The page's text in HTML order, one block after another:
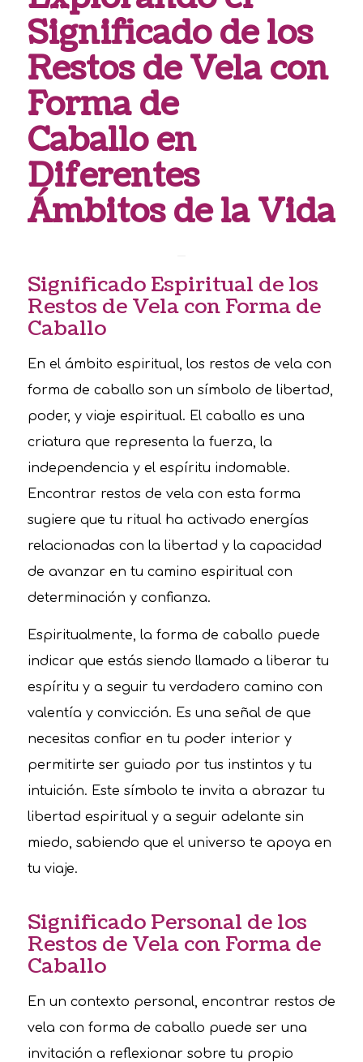
Significado de los
Restos de Vela con
Forma de
Caballo en
Diferentes
Ámbitos de la Vida
Significado Espiritual de los
Restos de Vela con Forma de
Caballo
En el ámbito espiritual, los restos de vela con
forma de caballo son un símbolo de libertad,
poder, y viaje espiritual. El caballo es una
criatura que representa la fuerza, la
independencia y el espíritu indomable.
Encontrar restos de vela con esta forma
sugiere que tu ritual ha activado energías
relacionadas con la libertad y la capacidad
de avanzar en tu camino espiritual con
determinación y confianza.
Espiritualmente, la forma de caballo puede
indicar que estás siendo llamado a liberar tu
espíritu y a seguir tu verdadero camino con
valentía y convicción. Es una señal de que
necesitas confiar en tu poder interior y
permitirte ser guiado por tus instintos y tu
intuición. Este símbolo te invita a abrazar tu
libertad espiritual y a seguir adelante sin
miedo, sabiendo que el universo te apoya en
tu viaje.
Significado Personal de los
Restos de Vela con Forma de
Caballo
En un contexto personal, encontrar restos de
vela con forma de caballo puede ser una
invitación a reflexionar sobre tu propio